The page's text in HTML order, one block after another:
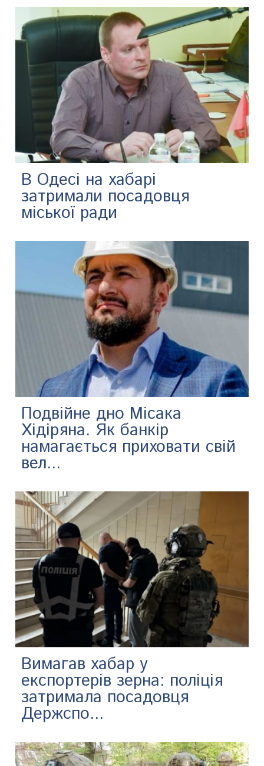
В Одесі на хабарі
затримали посадовця
міської ради
Подвійне дно Місака
Хідіряна. Як банкір
намагається приховати свій
вел...
Вимагав хабар у
експортерів зерна: поліція
затримала посадовця
Держспо...